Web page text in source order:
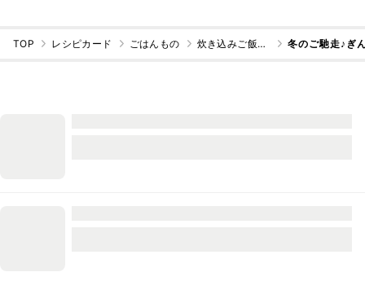
TOP レシピカード ごはんもの 炊き込みご飯・混ぜご飯 冬のご馳走♪ぎ